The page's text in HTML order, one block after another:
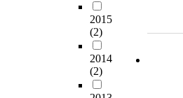
2015
(2)
2014
(2)